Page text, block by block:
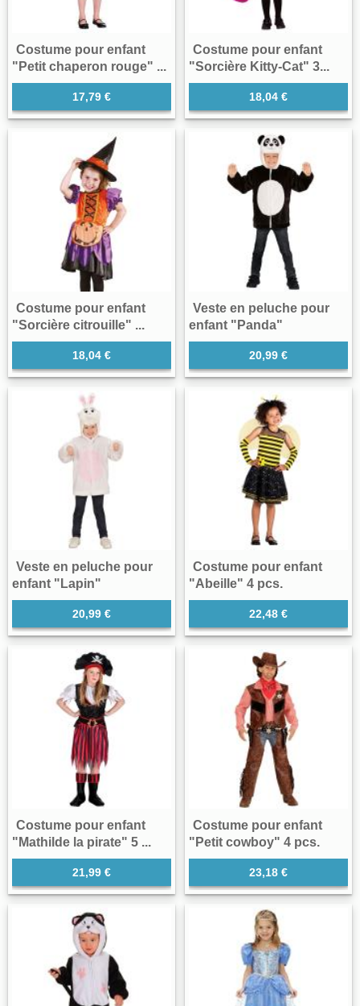
Costume pour enfant
"Petit chaperon rouge" ...
17,79 €
Costume pour enfant
"Sorcière Kitty-Cat" 3...
18,04 €
Costume pour enfant
"Sorcière citrouille" ...
18,04 €
Veste en peluche pour
enfant "Panda"
20,99 €
Veste en peluche pour
enfant "Lapin"
20,99 €
Costume pour enfant
"Abeille" 4 pcs.
22,48 €
Costume pour enfant
"Mathilde la pirate" 5 ...
21,99 €
Costume pour enfant
"Petit cowboy" 4 pcs.
23,18 €